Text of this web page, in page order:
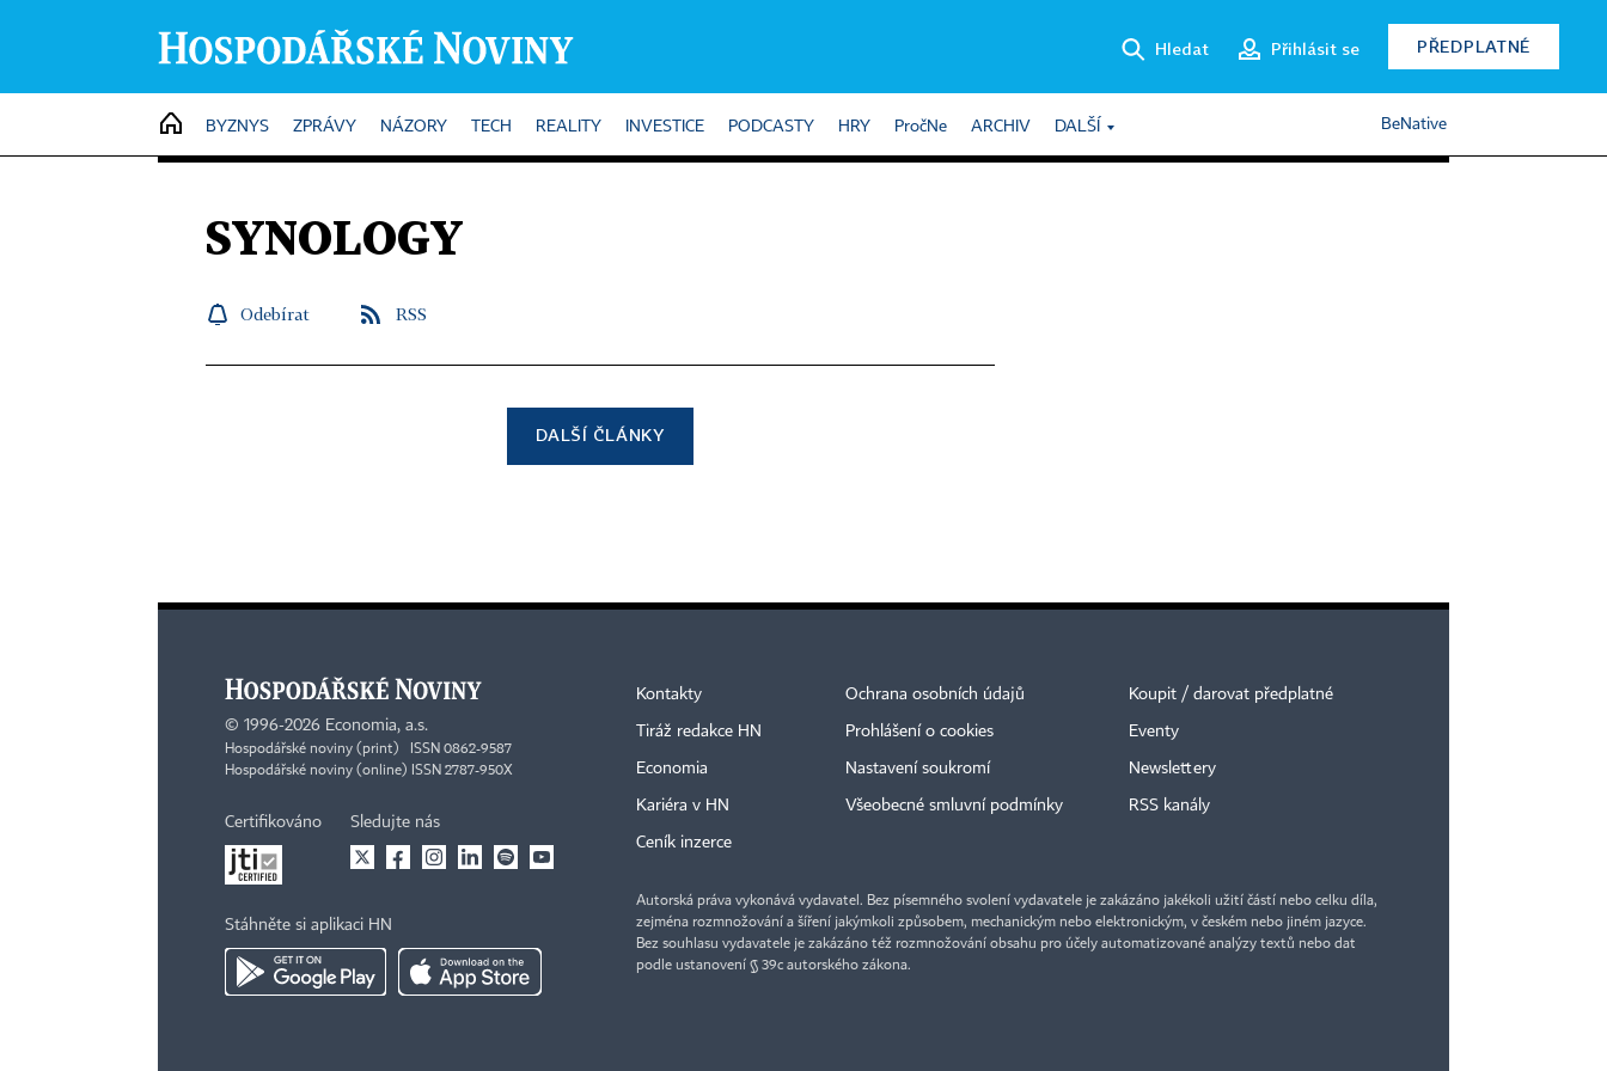
Hledat Přihlásit se PŘEDPLATNÉ
HOME
BYZNYS ZPRÁVY NÁZORY TECH REALITY INVESTICE PODCASTY HRY PročNe ARCHIV DALŠÍ BeNative
SYNOLOGY
Odebírat RSS
DALŠÍ ČLÁNKY
© 1996-2026 Economia, a.s.
Hospodářské noviny (print) ISSN 0862-9587
Hospodářské noviny (online) ISSN 2787-950X
Certifikováno Sledujte nás
Stáhněte si aplikaci HN
Kontakty
Tiráž redakce HN
Economia
Kariéra v HN
Ceník inzerce
Ochrana osobních údajů
Prohlášení o cookies
Nastavení soukromí
Všeobecné smluvní podmínky
Koupit / darovat předplatné
Eventy
Newslettery
RSS kanály
Autorská práva vykonává vydavatel. Bez písemného svolení vydavatele je zakázáno jakékoli užití částí nebo celku díla,
zejména rozmnožování a šíření jakýmkoli způsobem, mechanickým nebo elektronickým, v českém nebo jiném jazyce.
Bez souhlasu vydavatele je zakázáno též rozmnožování obsahu pro účely automatizované analýzy textů nebo dat
podle ustanovení § 39c autorského zákona.